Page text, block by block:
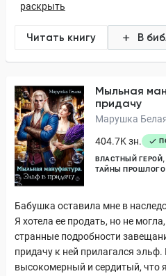
раскрыть
Читать книгу В
Мыльная
придачу
Марушка
404.7K зн.
ВЛАСТНЫЙ ГЕРОЙ
ТАЙНЫ ПРОШЛОГО
Бабушка оставила мне в
Я хотела ее продать, но не
странные подробности
придачу к ней прилагался
высокомерный и сердитый, что